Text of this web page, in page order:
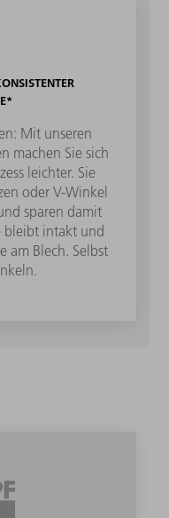
Mit unseren
machen Sie sich
leichter. Sie
oder V-Winkel
sparen damit
bleibt intakt und
am Blech. Selbst